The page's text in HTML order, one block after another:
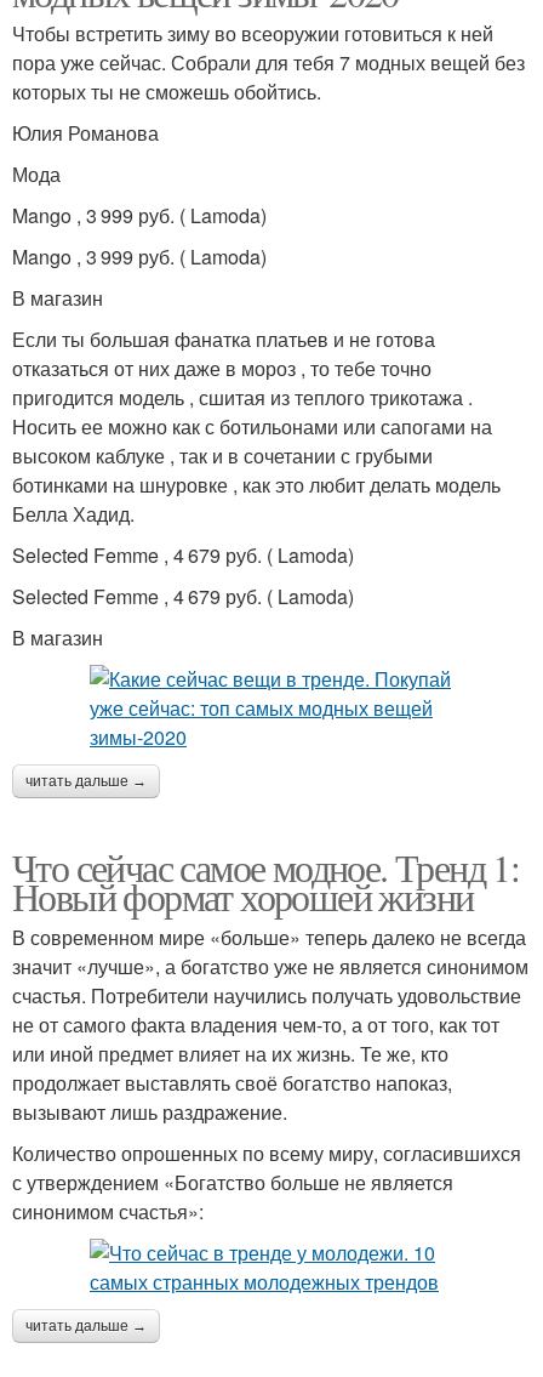
Чтобы встретить зиму во всеоружии готовиться к ней
пора уже сейчас. Собрали для тебя 7 модных вещей без
которых ты не сможешь обойтись.
Юлия Романова
Мода
Mango , 3 999 руб. ( Lamoda)
Mango , 3 999 руб. ( Lamoda)
В магазин
Если ты большая фанатка платьев и не готова
отказаться от них даже в мороз , то тебе точно
пригодится модель , сшитая из теплого трикотажа .
Носить ее можно как с ботильонами или сапогами на
высоком каблуке , так и в сочетании с грубыми
ботинками на шнуровке , как это любит делать модель
Белла Хадид.
Selected Femme , 4 679 руб. ( Lamoda)
Selected Femme , 4 679 руб. ( Lamoda)
В магазин
читать дальше →
Что сейчас самое модное. Тренд 1:
Новый формат хорошей жизни
В современном мире «больше» теперь далеко не всегда
значит «лучше», а богатство уже не является синонимом
счастья. Потребители научились получать удовольствие
не от самого факта владения чем-то, а от того, как тот
или иной предмет влияет на их жизнь. Те же, кто
продолжает выставлять своё богатство напоказ,
вызывают лишь раздражение.
Количество опрошенных по всему миру, согласившихся
с утверждением «Богатство больше не является
синонимом счастья»:
читать дальше →